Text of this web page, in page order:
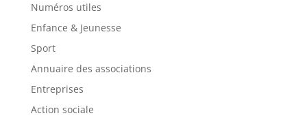
Numéros utiles
Enfance & Jeunesse
Sport
Annuaire des associations
Entreprises
Action sociale